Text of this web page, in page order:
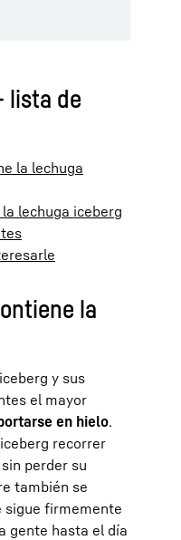
lista de
la lechuga
lechuga iceberg
la
y sus
el mayor
en hielo.
recorrer
perder su
también se
sigue firmemente
gente hasta el día